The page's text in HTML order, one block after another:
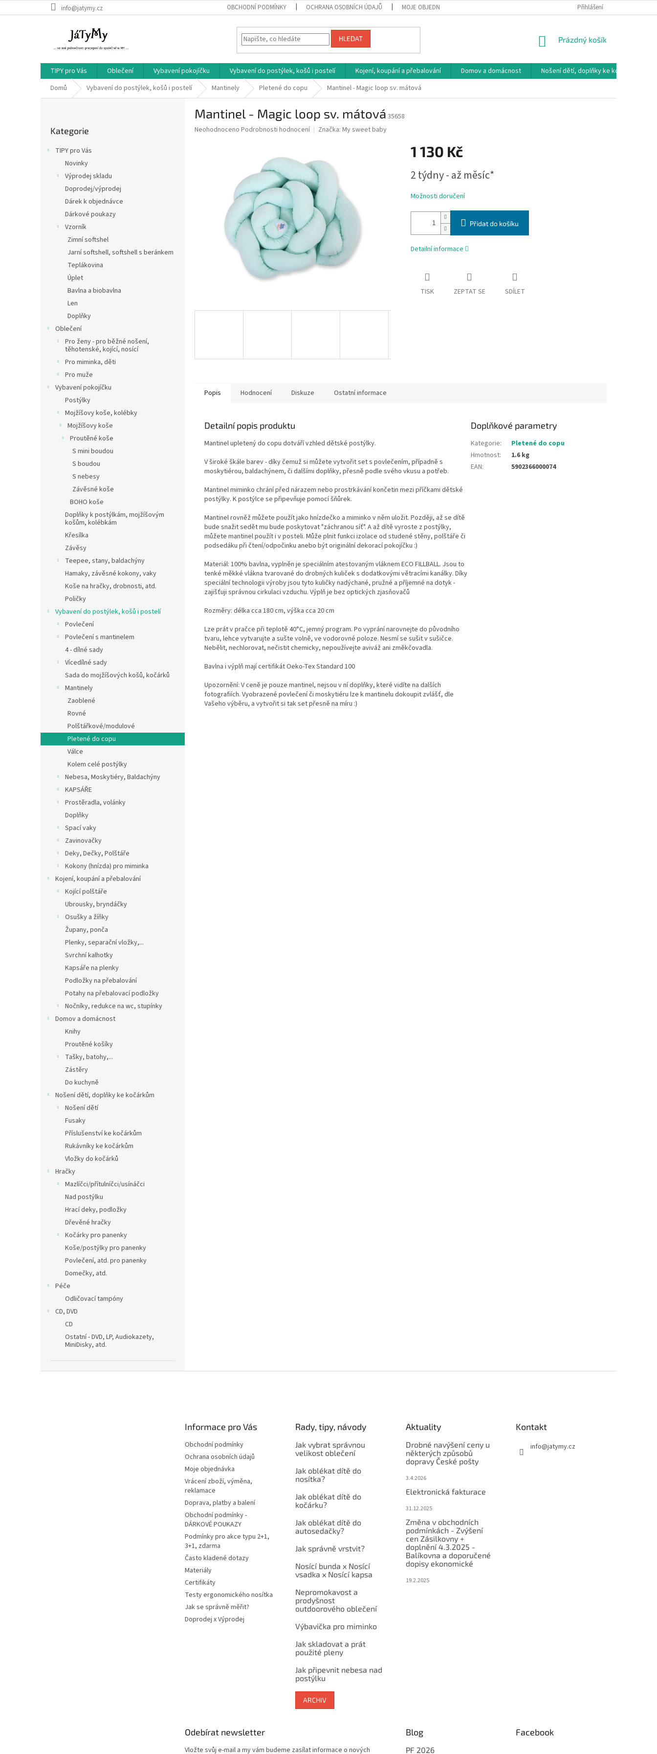
na
info@jatymy.cz OBCHODNÍ PODMÍNKY OCHRANA OSOBNÍCH ÚDAJŮ MOJE OBJEDNÁVKA DOPRAVA, PLATBY A
Přihlášení
HLEDAT
NÁKUPNÍ
Prázdný košík
TIPY pro Vás Oblečení Vybavení pokojíčku Vybavení do postýlek, košů i postelí Kojení, koupání a přebalování Domov a domácnost
Nošení dětí, doplňky ke kočárkům
Domů
Vybavení do postýlek, košů i postelí Mantinely Pletené do copu Mantinel - Magic loop sv. mátová
kategorie
Kategorie
TIPY pro Vás
Novinky
Výprodej skladu
Doprodej/výprodej
Dárek k objednávce
Dárkové poukazy
Vzorník
Zimní softshel
Jarní softshell, softshell s beránkem
Teplákovina
Úplet
Bavlna a biobavlna
Len
Doplňky
Oblečení
Pro ženy - pro běžné nošení,
těhotenské, kojící, nosící
Pro miminka, děti
Pro muže
Vybavení pokojíčku
Postýlky
Mojžíšovy koše, kolébky
Mojžíšovy koše
Proutěné koše
S mini boudou
S boudou
S nebesy
Závěsné koše
BOHO koše
Doplňky k postýlkám, mojžíšovým
košům, kolébkám
Křesílka
Závěsy
Teepee, stany, baldachýny
Hamaky, závěsné kokony, vaky
Koše na hračky, drobnosti, atd.
Poličky
Vybavení do postýlek, košů i postelí
Povlečení
Povlečení s mantinelem
4 - dílné sady
Vícedílné sady
Sada do mojžíšových košů, kočárků
Mantinely
Zaoblené
Rovné
Polštářkové/modulové
Pletené do copu
Válce
Kolem celé postýlky
Nebesa, Moskytiéry, Baldachýny
KAPSÁŘE
Prostěradla, volánky
Doplňky
Spací vaky
Zavinovačky
Deky, Dečky, Polštáře
Kokony (hnízda) pro miminka
Kojení, koupání a přebalování
Kojící polštáře
Ubrousky, bryndáčky
Osušky a žíňky
Župany, ponča
Plenky, separační vložky,...
Svrchní kalhotky
Kapsáře na plenky
Podložky na přebalování
Potahy na přebalovací podložky
Nočníky, redukce na wc, stupínky
Domov a domácnost
Knihy
Proutěné košíky
Tašky, batohy,...
Zástěry
Do kuchyně
Nošení dětí, doplňky ke kočárkům
Nošení dětí
Fusaky
Příslušenství ke kočárkům
Rukávníky ke kočárkům
Vložky do kočárků
Hračky
Mazlíčci/přítulníčci/usínáčci
Nad postýlku
Hrací deky, podložky
Dřevěné hračky
Kočárky pro panenky
Koše/postýlky pro panenky
Povlečení, atd. pro panenky
Domečky, atd.
Péče
Odličovací tampóny
CD, DVD
CD
Ostatní - DVD, LP, Audiokazety,
MiniDisky, atd.
Mantinel - Magic loop sv. mátová 35658
Průměrné
Neohodnoceno Podrobnosti hodnocení Značka: My sweet baby
1 130 Kč
cena:
2 týdny - až měsíc*
Možnosti doručení
Přidat do košíku
Detailní informace
TISK ZEPTAT SE SDÍLET
Popis Hodnocení Diskuze Ostatní informace
Detailní popis produktu
Mantinel upletený do copu dotváří vzhled dětské postýlky.
V široké škále barev - díky čemuž si můžete vytvořit set s povlečením, případně s
moskytiérou, baldachýnem, či dalšími doplňky, přesně podle svého vkusu a potřeb.
Mantinel miminko chrání před nárazem nebo prostrkávání končetin mezi příčkami dětské
postýlky. K postýlce se připevňuje pomocí šňůrek.
Mantinel rovněž můžete použít jako hnízdečko a miminko v něm uložit. Později, až se dítě
bude snažit sedět mu bude poskytovat "záchranou síť". A až dítě vyroste z postýlky,
můžete mantinel použít i v posteli. Může plnit funkci izolace od studené stěny, polštáře či
podsedáku při čtení/odpočinku anebo být originální dekorací pokojíčku :)
Materiál: 100% bavlna, vyplněn je speciálním atestovaným vláknem ECO FILLBALL. Jsou to
tenké měkké vlákna tvarované do drobných kuliček s dodatkovými větracími kanálky. Díky
speciální technologii výroby jsou tyto kuličky nadýchané, pružné a příjemné na dotyk -
zajišťuji správnou cirkulaci vzduchu. Výplň je bez optických zjasňovačů
Rozměry: délka cca 180 cm, výška cca 20 cm
Lze prát v pračce při teplotě 40°C, jemný program. Po vyprání narovnejte do původního
tvaru, lehce vytvarujte a sušte volně, ve vodorovné poloze. Nesmí se sušit v sušičce.
Nebělit, nechlorovat, nečistit chemicky, nepoužívejte aviváž ani změkčovadla.
Bavlna i výplň mají certifikát Oeko-Tex Standard 100
Upozornění: V ceně je pouze mantinel, nejsou v ní doplňky, které vidíte na dalších
fotografiích. Vyobrazené povlečení či moskytiéru lze k mantinelu dokoupit zvlášť, dle
Vašeho výběru, a vytvořit si tak set přesně na míru :)
Doplňkové parametry
Kategorie:
Pletené do copu
Hmotnost:
1.6 kg
EAN: 5902366000074
Informace pro Vás
Obchodní podmínky
Ochrana osobních údajů
Moje objednávka
Vrácení zboží, výměna,
reklamace
Doprava, platby a balení
Obchodní podmínky -
DÁRKOVÉ POUKAZY
Podmínky pro akce typu 2+1,
3+1, zdarma
Často kladené dotazy
Materiály
Certifikáty
Testy ergonomického nosítka
Jak se správně měřit?
Doprodej x Výprodej
Rady, tipy, návody
Jak vybrat správnou
velikost oblečení
Jak oblékat dítě do
nosítka?
Jak oblékat dítě do
kočárku?
Jak oblékat dítě do
autosedačky?
Jak správně vrstvit?
Nosící bunda x Nosící
vsadka x Nosící kapsa
Nepromokavost a
prodyšnost
outdoorového oblečení
Výbavička pro miminko
Jak skladovat a prát
použité pleny
Jak připevnit nebesa nad
postýlku
ARCHIV
Aktuality
Drobné navýšení ceny u
některých způsobů
dopravy České pošty
3.4.2026
Elektronická fakturace
31.12.2025
Změna v obchodních
podmínkách - Zvýšení
cen Zásilkovny +
doplnění 4.3.2025 -
Balíkovna a doporučené
dopisy ekonomické
19.2.2025
Kontakt
info@jatymy.cz
Odebírat newsletter
Vložte svůj e-mail a my vám budeme zasílat informace o nových
Blog
PF 2026
Facebook